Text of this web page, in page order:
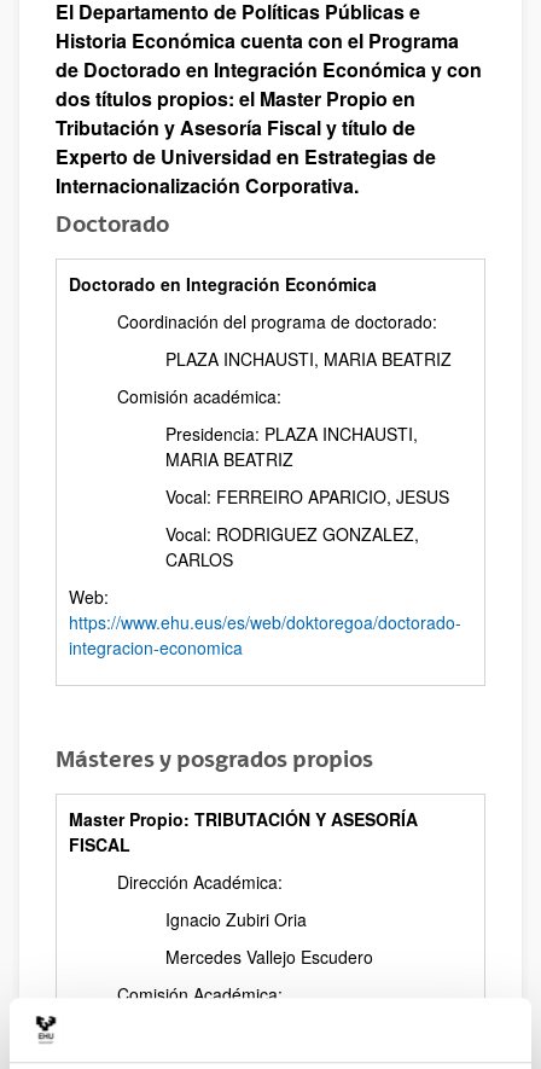
El Departamento de Políticas Públicas e
Historia Económica cuenta con el Programa
de Doctorado en Integración Económica y con
dos títulos propios: el Master Propio en
Tributación y Asesoría Fiscal y título de
Experto de Universidad en Estrategias de
Internacionalización Corporativa.
Doctorado
Doctorado en Integración Económica
Coordinación del programa de doctorado:
PLAZA INCHAUSTI, MARIA BEATRIZ
Comisión académica:
Presidencia: PLAZA INCHAUSTI,
MARIA BEATRIZ
Vocal: FERREIRO APARICIO, JESUS
Vocal: RODRIGUEZ GONZALEZ,
CARLOS
Web:
https://www.ehu.eus/es/web/doktoregoa/doctorado-
integracion-economica
Másteres y posgrados propios
Master Propio: TRIBUTACIÓN Y ASESORÍA
FISCAL
Dirección Académica:
Ignacio Zubiri Oria
Mercedes Vallejo Escudero
Comisión Académica: